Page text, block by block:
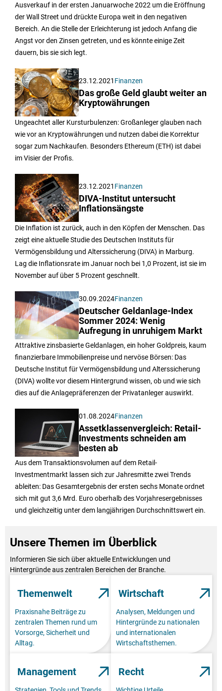
Ausverkauf in der ersten Januarwoche 2022 um die Eröffnung
der Wall Street und drückte Europa weit in den negativen
Bereich. An die Stelle der Erleichterung ist jedoch Anfang die
Angst vor den Zinsen getreten, und es könnte einige Zeit
dauern, bis sie sich legt.
23.12.2021 Finanzen
Das große Geld glaubt weiter an
Kryptowährungen
Ungeachtet aller Kursturbulenzen: Großanleger glauben nach
wie vor an Kryptowährungen und nutzen dabei die Korrektur
sogar zum Nachkaufen. Besonders Ethereum (ETH) ist dabei
im Visier der Profis.
23.12.2021 Finanzen
DIVA-Institut untersucht
Inflationsängste
Die Inflation ist zurück, auch in den Köpfen der Menschen. Das
zeigt eine aktuelle Studie des Deutschen Instituts für
Vermögensbildung und Alterssicherung (DIVA) in Marburg.
Lag die Inflationsrate im Januar noch bei 1,0 Prozent, ist sie im
November auf über 5 Prozent geschnellt.
30.09.2024Finanzen
Deutscher Geldanlage-Index
Sommer 2024: Wenig
Aufregung in unruhigem Markt
Attraktive zinsbasierte Geldanlagen, ein hoher Goldpreis, kaum
finanzierbare Immobilienpreise und nervöse Börsen: Das
Deutsche Institut für Vermögensbildung und Alterssicherung
(DIVA) wollte vor diesem Hintergrund wissen, ob und wie sich
dies auf die Anlagepräferenzen der Privatanleger auswirkt.
01.08.2024Finanzen
Assetklassenvergleich: Retail-
Investments schneiden am
besten ab
Aus dem Transaktionsvolumen auf dem Retail-
Investmentmarkt lassen sich zur Jahresmitte zwei Trends
ableiten: Das Gesamtergebnis der ersten sechs Monate ordnet
sich mit gut 3,6 Mrd. Euro oberhalb des Vorjahresergebnisses
und gleichzeitig unter dem langjährigen Durchschnittswert ein.
Unsere Themen im Überblick
Informieren Sie sich über aktuelle Entwicklungen und
Hintergründe aus zentralen Bereichen der Branche.
Themenwelt
Praxisnahe Beiträge zu
zentralen Themen rund um
Vorsorge, Sicherheit und
Alltag.
Wirtschaft
Analysen, Meldungen und
Hintergründe zu nationalen
und internationalen
Wirtschaftsthemen.
Management Recht